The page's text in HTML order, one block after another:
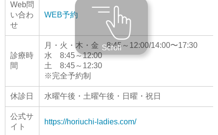
Web問
い合わ
せ
WEB予約
診療時
間
月・火・木・金 8:45～12:00/14:00〜17:30
水 8:45～12:00
土 8:45～12:30
※完全予約制
休診日 水曜午後・土曜午後・日曜・祝日
公式サ
イト
https://horiuchi-ladies.com/
Scroll